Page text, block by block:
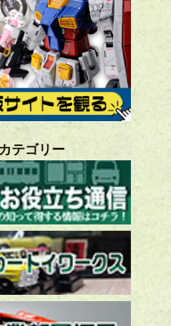
テゴリー